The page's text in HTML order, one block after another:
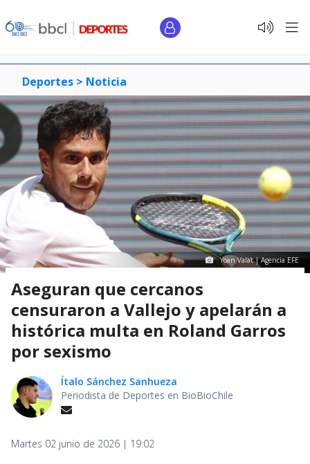
Deportes > Noticia
Yoan Valat | Agencia EFE
Aseguran que cercanos
censuraron a Vallejo y apelarán a
histórica multa en Roland Garros
por sexismo
Ítalo Sánchez Sanhueza
Periodista de Deportes en BioBioChile
Martes 02 junio de 2026 | 19:02